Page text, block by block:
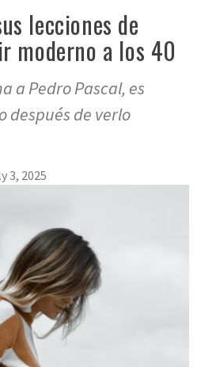
lecciones de
moderno a los 40
a Pedro Pascal, es
después de verlo
3, 2025